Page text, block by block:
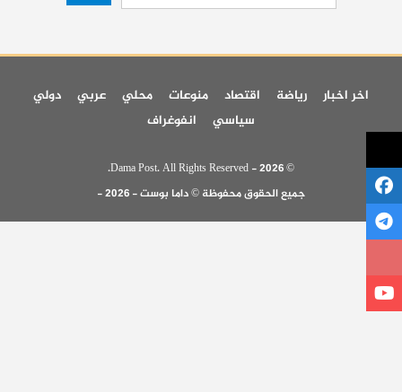
اخر اخبار رياضة اقتصاد منوعات محلي عربي
دولي
سياسي
انفوغراف
© 2026 - Dama Post. All Rights Reserved.
جميع الحقوق محفوظة © داما بوست - 2026 -